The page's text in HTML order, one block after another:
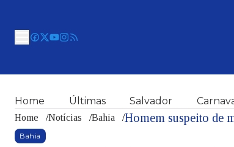
Home Últimas Salvador
Home /Notícias /Bahia /Homem suspeito de
Bahia